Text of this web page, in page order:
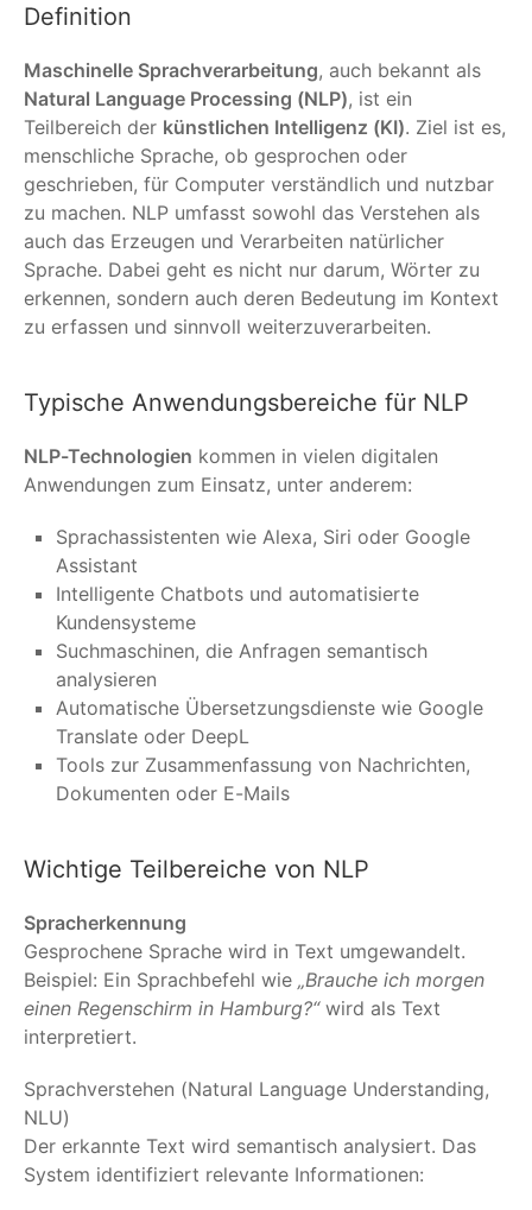
Definition
Maschinelle Sprachverarbeitung, auch bekannt als
Natural Language Processing (NLP), ist ein
Teilbereich der künstlichen Intelligenz (KI). Ziel ist es,
menschliche Sprache, ob gesprochen oder
geschrieben, für Computer verständlich und nutzbar
zu machen. NLP umfasst sowohl das Verstehen als
auch das Erzeugen und Verarbeiten natürlicher
Sprache. Dabei geht es nicht nur darum, Wörter zu
erkennen, sondern auch deren Bedeutung im Kontext
zu erfassen und sinnvoll weiterzuverarbeiten.
Typische Anwendungsbereiche für NLP
NLP-Technologien kommen in vielen digitalen
Anwendungen zum Einsatz, unter anderem:
Sprachassistenten wie Alexa, Siri oder Google
Assistant
Intelligente Chatbots und automatisierte
Kundensysteme
Suchmaschinen, die Anfragen semantisch
analysieren
Automatische Übersetzungsdienste wie Google
Translate oder DeepL
Tools zur Zusammenfassung von Nachrichten,
Dokumenten oder E-Mails
Wichtige Teilbereiche von NLP
Spracherkennung
Gesprochene Sprache wird in Text umgewandelt.
Beispiel: Ein Sprachbefehl wie „Brauche ich morgen
einen Regenschirm in Hamburg?“wird als Text
interpretiert.
Sprachverstehen (Natural Language Understanding,
NLU)
Der erkannte Text wird semantisch analysiert. Das
System identifiziert relevante Informationen: